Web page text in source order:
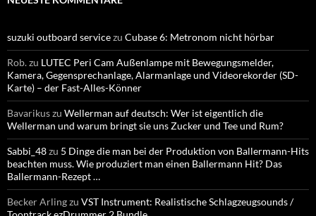
suzuki outboard servicezu Cubase 6: Metronom nicht hörbar
Rob.zu LUTEC Peri Cam Außenlampe mit Bewegungsmelder,
Kamera, Gegensprechanlage, Alarmanlage und Videorekorder (SD-
Karte) – der Fast-Alles-Könner
Bavarikuszu Wellerman auf deutsch: Wer ist eigentlich die
Wellerman und warum bringt sie uns Zucker und Tee und Rum?
Sabbi_48zu 5 Dinge die man bei der Produktion von Ballermann-Hits
beachten muss. Wie produziert man einen Ballermann Hit? Das
Ballermann-Rezept …
Becker Arlingzu VST Instrument: Realistische Schlagzeugsounds /